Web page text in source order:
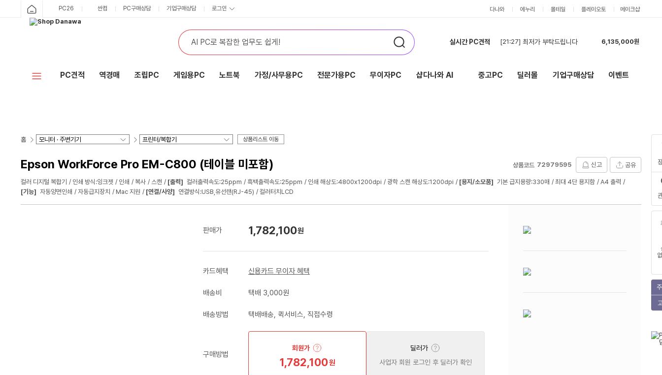
PC26 싼컴 PC구매상담 기업구매상담 로그인 다나와 에누리 몰테일 플레이오토 메이크샵
실시간 PC견적 [21:27] 최저가 부탁드립니다
6,135,000원
[20:42]견적신청합니다(2대).
1,319,000원
3,060,000원
PC견적 역경매 조립PC 게임용PC 노트북 가정/사무용PC 전문가용PC 무이자PC 샵다나와 AI 중고PC 딜러몰 기업구매상담 이벤트
홈 상품리스트 이동
Epson WorkForce Pro EM-C800 (테이블 미포함) 상품코드 72979595 신고 공유
컬러 디지털 복합기 인쇄 방식:잉크젯 인쇄 복사 스캔 [출력] 컬러출력속도:25ppm 흑백출력속도:25ppm 인쇄 해상도:4800x1200dpi 광학 스캔 해상도:1200dpi [용지/소모품] 기본 급지용량:330매 최대 4단 용지함
A4 출력
[기능] 자동양면인쇄 자동급지장치 Mac 지원 [연결/사양] 연결방식:USB,유선랜(RJ-45) 컬러터치LCD
판매가 1,782,100원
카드혜택 신용카드 무이자 혜택
배송비 택배 3,000원
배송방법 택배배송, 퀵서비스, 직접수령
구매방법
회원가
1,782,100원
딜러가
사업자 회원 로그인 후 딜러가 확인